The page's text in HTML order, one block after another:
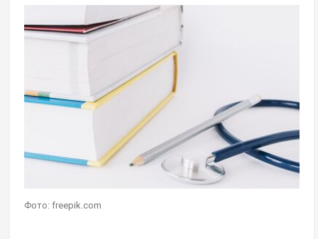
Фото: freepik.com